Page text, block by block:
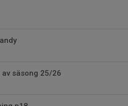
säsong 25/26